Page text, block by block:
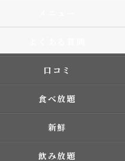
口コミ
食べ放題
新鮮
飲み放題